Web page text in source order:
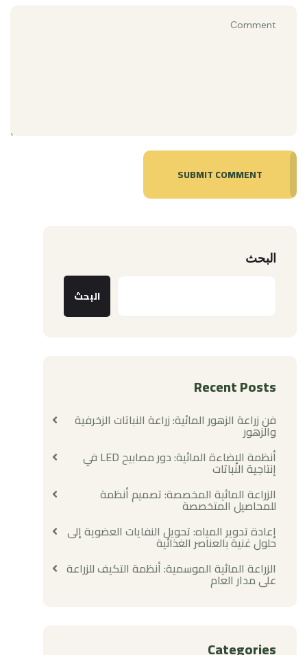
SUBMIT COMMENT
البحث
البحث
Recent Posts
فن زراعة الزهور المائية: زراعة النباتات الزخرفية
والزهور
أنظمة الإضاءة المائية: دور مصابيح LED في
إنتاجية النباتات
الزراعة المائية المخصصة: تصميم أنظمة
للمحاصيل المتخصصة
إعادة تدوير المياه: تحويل النفايات العضوية إلى
حلول غنية بالعناصر الغذائية
الزراعة المائية الموسمية: أنظمة التكيف للزراعة
على مدار العام
Categories